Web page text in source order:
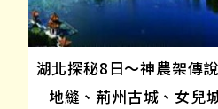
湖北探秘8日～神農架傳
地縫、荊州古城、女兒